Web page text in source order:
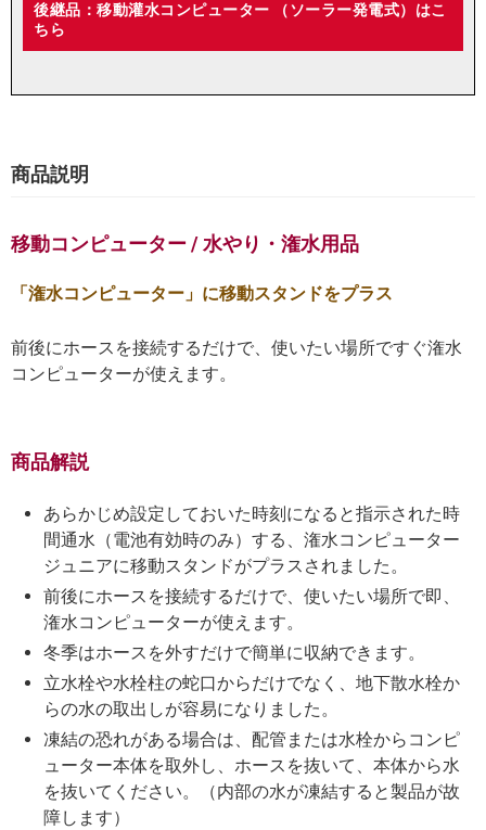
後継品：移動灌水コンピューター （ソーラー発電式）はこ
ちら
商品説明
移動コンピューター / 水やり・潅水用品
「潅水コンピューター」に移動スタンドをプラス
前後にホースを接続するだけで、使いたい場所ですぐ潅水
コンピューターが使えます。
商品解説
あらかじめ設定しておいた時刻になると指示された時
間通水（電池有効時のみ）する、潅水コンピューター
ジュニアに移動スタンドがプラスされました。
前後にホースを接続するだけで、使いたい場所で即、
潅水コンピューターが使えます。
冬季はホースを外すだけで簡単に収納できます。
立水栓や水栓柱の蛇口からだけでなく、地下散水栓か
らの水の取出しが容易になりました。
凍結の恐れがある場合は、配管または水栓からコンピ
ューター本体を取外し、ホースを抜いて、本体から水
を抜いてください。（内部の水が凍結すると製品が故
障します）